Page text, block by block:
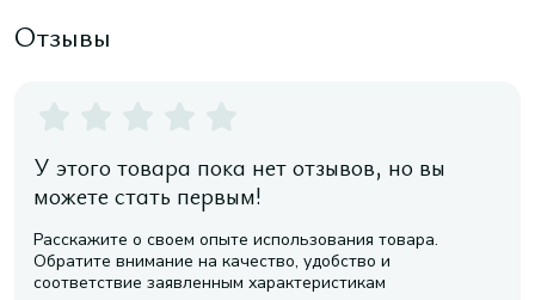
Отзывы
У этого товара пока нет отзывов, но вы
можете стать первым!
Расскажите о своем опыте использования товара.
Обратите внимание на качество, удобство и
соответствие заявленным характеристикам